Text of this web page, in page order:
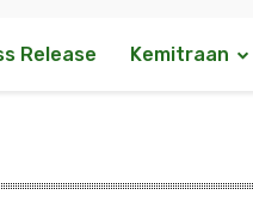
Release Kemitraan